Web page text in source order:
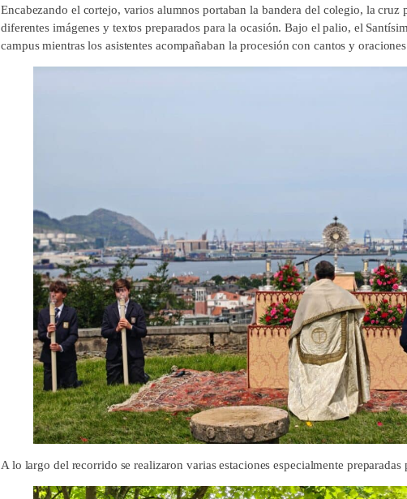
Encabezando el cortejo, varios alumnos portaban la bandera del colegio, la cruz
diferentes imágenes y textos preparados para la ocasión. Bajo el palio, el
campus mientras los asistentes acompañaban la procesión con cantos y
A lo largo del recorrido se realizaron varias estaciones especialmente preparadas